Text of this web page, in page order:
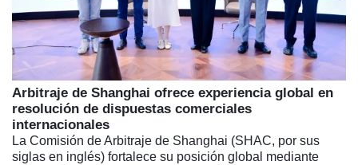
Arbitraje de Shanghai ofrece experiencia global en
resolución de dispuestas comerciales
internacionales
La Comisión de Arbitraje de Shanghai (SHAC, por sus
siglas en inglés) fortalece su posición global mediante